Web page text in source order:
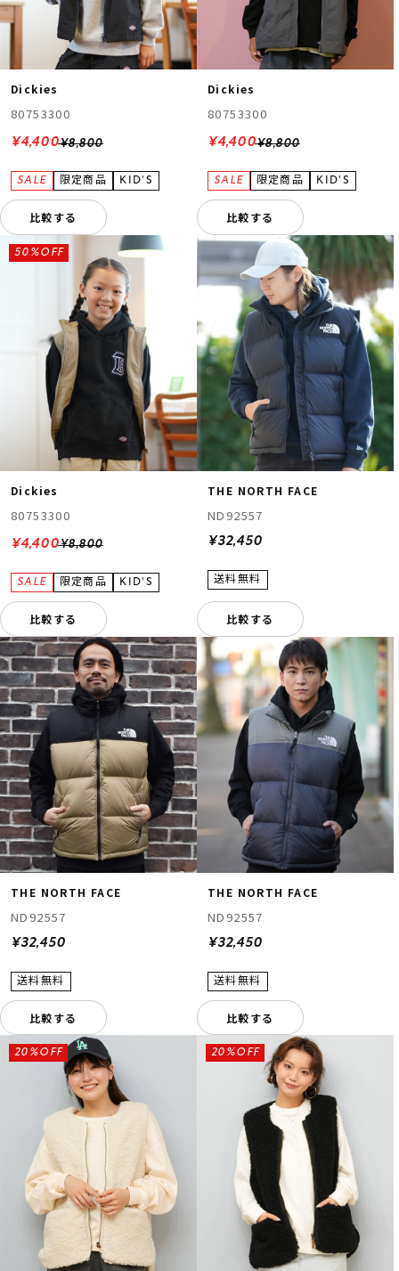
Dickies
80753300
¥8,800
¥4,400
比較する
Dickies
80753300
¥8,800
¥4,400
比較する
Dickies
80753300
¥8,800
50%OFF
¥4,400
比較する
THE NORTH FACE
ND92557
¥32,450
比較する
THE NORTH FACE
ND92557
¥32,450
比較する
THE NORTH FACE
ND92557
¥32,450
比較する
20%OFF 20%OFF